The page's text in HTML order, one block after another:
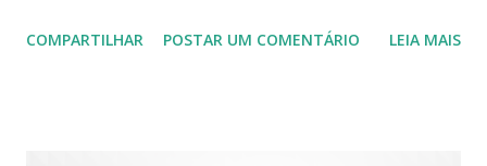
(personal video recorder). A versão final do Kodi 19.5
COMPARTILHAR POSTAR UM COMENTÁRIO LEIA MAIS